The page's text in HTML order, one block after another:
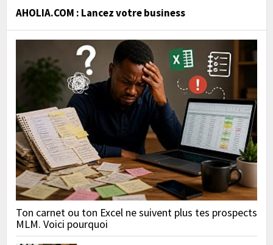
AHOLIA.COM : Lancez votre business
Ton carnet ou ton Excel ne suivent plus tes prospects
MLM. Voici pourquoi